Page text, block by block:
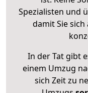
Spezialisten und
damit Sie
In der Tat gibt
einem Umzug
sich Zeit zu